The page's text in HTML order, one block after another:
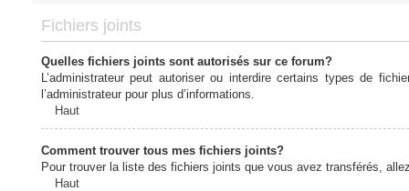
Fichiers joints
Quelles fichiers joints sont autorisés sur ce forum?
L’administrateur peut autoriser ou interdire certains types de
l’administrateur pour plus d’informations.
Haut
Comment trouver tous mes fichiers joints?
Pour trouver la liste des fichiers joints que vous avez transférés,
Haut